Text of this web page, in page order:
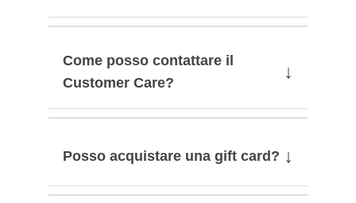
Come posso contattare il
Customer Care?
↓
Posso acquistare una gift card? ↓